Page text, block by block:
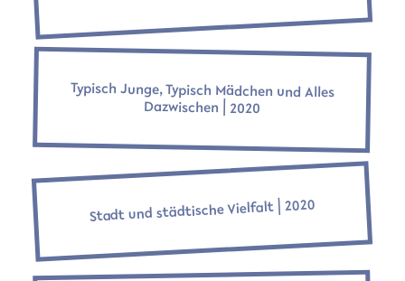
Typisch Junge, Typisch Mädchen und Alles
Dazwischen ⎜2020
Stadt und städtische Vielfalt ⎜2020